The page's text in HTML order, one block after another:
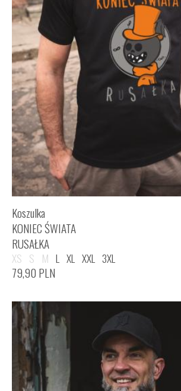
Koszulka
KONIEC ŚWIATA
RUSAŁKA
XS S M L XL XXL 3XL
79,90 PLN